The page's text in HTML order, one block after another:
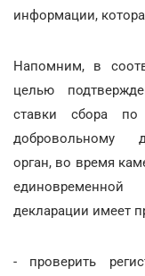
информации,
Напомним, в
целью
ставки сбора по
добровольному
орган, во время
декларации имеет
- проверить